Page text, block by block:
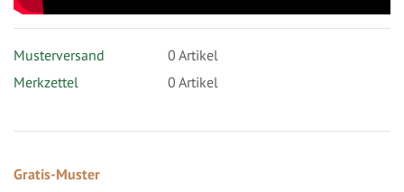
Musterversand 0 Artikel
Merkzettel
0 Artikel
Gratis-Muster